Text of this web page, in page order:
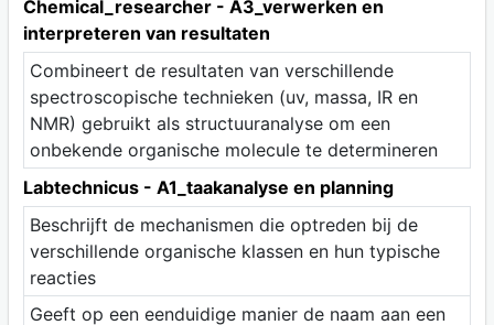
Chemical_researcher - A3_verwerken en
interpreteren van resultaten
Combineert de resultaten van verschillende
spectroscopische technieken (uv, massa, IR en
NMR) gebruikt als structuuranalyse om een
onbekende organische molecule te determineren
Labtechnicus - A1_taakanalyse en planning
Beschrijft de mechanismen die optreden bij de
verschillende organische klassen en hun typische
reacties
Geeft op een eenduidige manier de naam aan een